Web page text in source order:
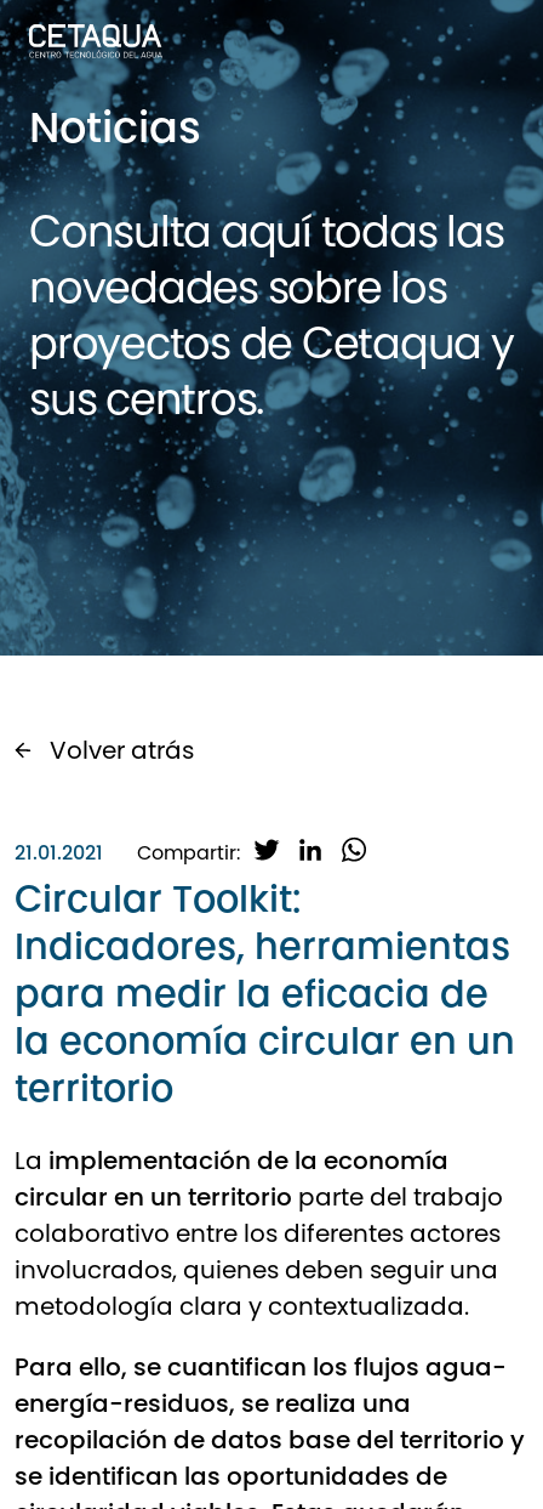
Noticias
Consulta aquí todas las
novedades sobre los
proyectos de Cetaqua y
sus centros.
Volver atrás
21.01.2021 Compartir:
i
t
t
e
r
k
e
d
n
t
s
A
p
Circular Toolkit:
Indicadores, herramientas
para medir la eficacia de
la economía circular en un
territorio
La implementación de la economía
circular en un territorio parte del trabajo
colaborativo entre los diferentesactores
involucrados, quienes deben seguir una
metodología clara y contextualizada.
Para ello, se cuantifican los flujos agua-
energía-residuos, se realiza una
recopilación de datos base del territorio y
se identifican las oportunidades de